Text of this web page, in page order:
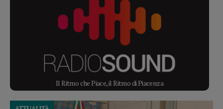
Il Ritmo che Piace, il Ritmo di Piacenza